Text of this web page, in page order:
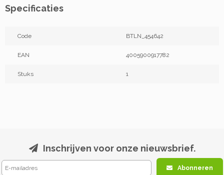
Specificaties
Code BTLN_454642
EAN 4005900917782
Stuks 1
Inschrijven voor onze nieuwsbrief.
Abonneren